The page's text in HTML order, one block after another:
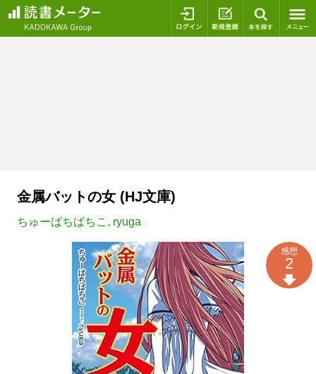
ログイン 新規登録
金属バットの女 (HJ文庫)
ちゅーばちばちこ , ryuga
感想
2